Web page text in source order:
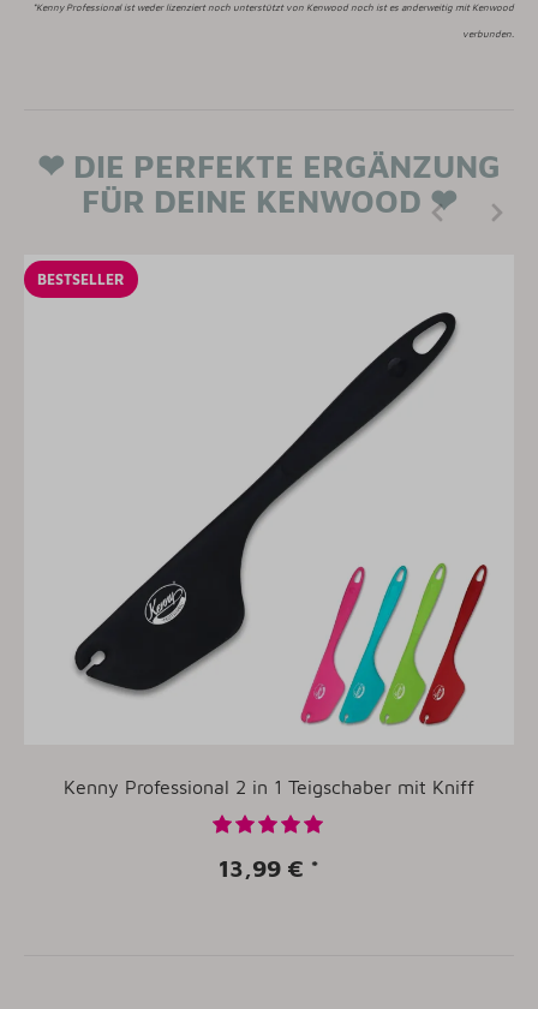
*Kenny Professional ist weder lizenziert noch unterstützt von Kenwood noch ist es anderweitig mit Kenwood
verbunden.
❤ DIE PERFEKTE ERGÄNZUNG
FÜR DEINE KENWOOD ❤
BESTSELLER
Kenny Professional 2 in 1 Teigschaber mit Kniff
13,99 € *